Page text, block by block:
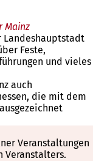
Mainz
Landeshauptstadt
Feste,
und vieles
auch
die mit dem
Veranstaltungen
Veranstalters.